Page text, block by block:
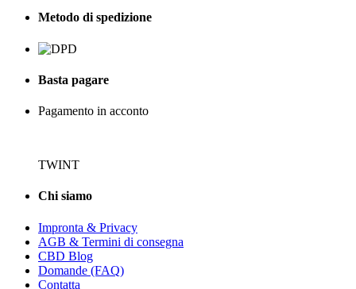
Metodo di spedizione
Basta pagare
Pagamento in acconto
TWINT
Chi siamo
Impronta & Privacy
AGB & Termini di consegna
CBD Blog
Domande (FAQ)
Contatta